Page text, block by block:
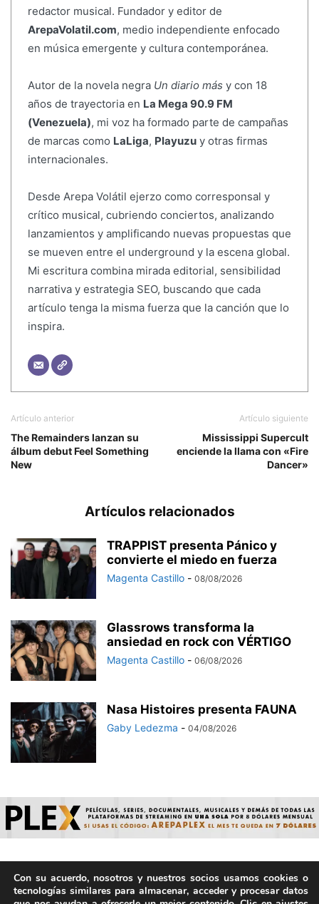
redactor musical. Fundador y editor de
ArepaVolatil.com, medio independiente enfocado
en música emergente y cultura contemporánea.
Autor de la novela negra Un diario más y con 18
años de trayectoria en La Mega 90.9 FM
(Venezuela), mi voz ha formado parte de campañas
de marcas como LaLiga, Playuzuy otras firmas
internacionales.
Desde Arepa Volátil ejerzo como corresponsal y
crítico musical, cubriendo conciertos, analizando
lanzamientos y amplificando nuevas propuestas que
se mueven entre el underground y la escena global.
Mi escritura combina mirada editorial, sensibilidad
narrativa y estrategia SEO, buscando que cada
artículo tenga la misma fuerza que la canción que lo
inspira.
Artículo anterior
The Remainders lanzan su
álbum debut Feel Something
New
Artículo siguiente
Mississippi Supercult
enciende la llama con «Fire
Dancer»
Artículos relacionados
TRAPPIST presenta Pánico y
convierte el miedo en fuerza
Magenta Castillo - 08/08/2026
Glassrows transforma la
ansiedad en rock con VÉRTIGO
Magenta Castillo - 06/08/2026
Nasa Histoires presenta FAUNA
Gaby Ledezma - 04/08/2026
© ArepaVolatil.Com 2021-2025 - Hecho por humanos, no por
IA. | Todos los derechos reservados.
Con su acuerdo, nosotros y nuestros socios usamos cookies o
tecnologías similares para almacenar, acceder y procesar datos